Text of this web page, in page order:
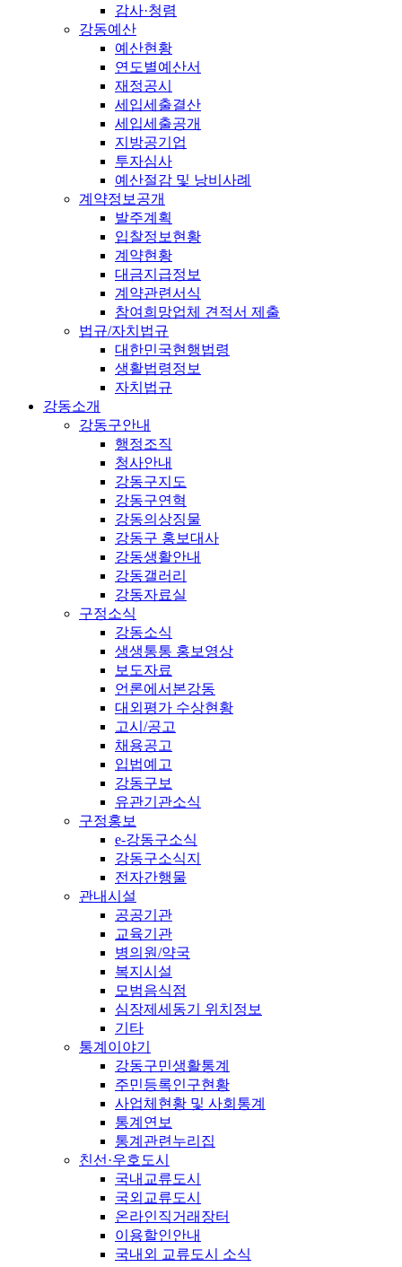
감사·청렴
강동예산
예산현황
연도별예산서
재정공시
세입세출결산
세입세출공개
지방공기업
투자심사
예산절감 및 낭비사례
계약정보공개
발주계획
입찰정보현황
계약현황
대금지급정보
계약관련서식
참여희망업체 견적서 제출
법규/자치법규
대한민국현행법령
생활법령정보
자치법규
강동소개
강동구안내
행정조직
청사안내
강동구지도
강동구연혁
강동의상징물
강동구 홍보대사
강동생활안내
강동갤러리
강동자료실
구정소식
강동소식
생생통통 홍보영상
보도자료
언론에서본강동
대외평가 수상현황
고시/공고
채용공고
입법예고
강동구보
유관기관소식
구정홍보
e-강동구소식
강동구소식지
전자간행물
관내시설
공공기관
교육기관
병의원/약국
복지시설
모범음식점
심장제세동기 위치정보
기타
통계이야기
강동구민생활통계
주민등록인구현황
사업체현황 및 사회통계
통계연보
통계관련누리집
친선·우호도시
국내교류도시
국외교류도시
온라인직거래장터
이용할인안내
국내외 교류도시 소식